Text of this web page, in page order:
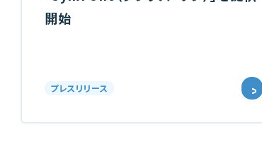
開始
プレスリリース